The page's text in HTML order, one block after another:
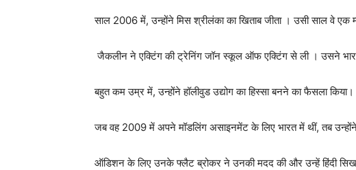
साल 2006 में, उन्होंने मिस श्रीलंका का खिताब जीता । उसी साल वे एक
जैकलीन ने एक्टिंग की ट्रेनिंग जॉन स्कूल ऑफ एक्टिंग से ली । उसने भारत
बहुत कम उम्र में, उन्होंने हॉलीवुड उद्योग का हिस्सा बनने का फैसला
जब वह 2009 में अपने मॉडलिंग असाइनमेंट के लिए भारत में थीं, तब
ऑडिशन के लिए उनके फ्लैट ब्रोकर ने उनकी मदद की और उन्हें हिंदी